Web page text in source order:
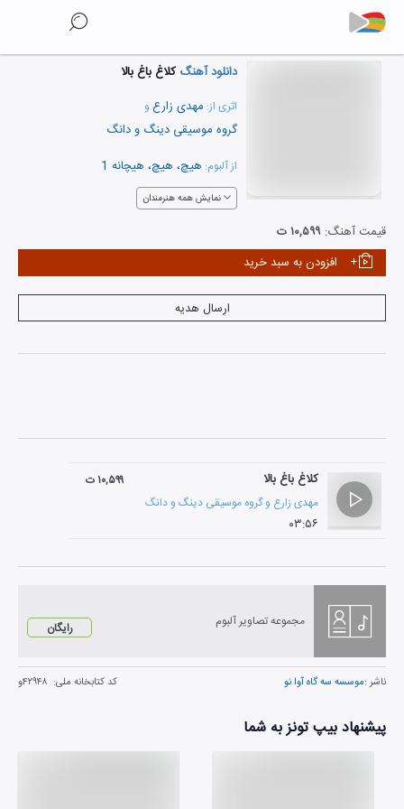
دانلود آهنگکلاغ باغ بالا
اثری از: مهدی زارع و
گروه موسیقی دینگ و دانگ
از آلبوم: هیچ، هیچ، هیچانه 1
نمایش همه هنرمندان
قیمت آهنگ: ۱۰,۵۹۹ ت
افزودن به سبد خرید
ارسال هدیه
کلاغ باغ بالا
مهدی زارع وگروه موسیقی دینگ و دانگ
۰۳:۵۶
۱۰,۵۹۹ ت
مجموعه تصاویر آلبوم رایگان
ناشر :موسسه سه گاه آوا نو کد کتابخانه ملی: ۴۲۹۴۸و
پیشنهاد بیپ تونز به شما